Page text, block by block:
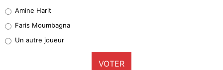
1%
9%
Amine Harit
Faris Moumbagna
Un autre joueur
VOTER